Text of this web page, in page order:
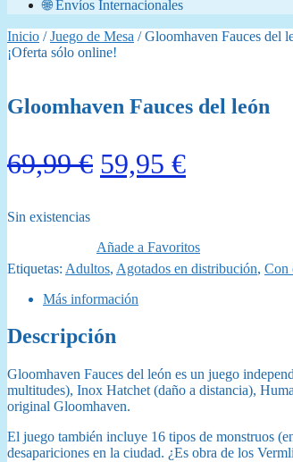
🌐 Envíos Internacionales
Inicio /Juego de Mesa / Gloomhaven Fauces del
¡Oferta sólo online!
Gloomhaven Fauces del león
69,99€ El
era:
69,99 €.
59,95 €El
es:
Sin existencias
Añade a Favoritos
Etiquetas: Adultos, Agotados en distribución, Con
Más información
Descripción
Gloomhaven Fauces del león es un juego
multitudes), Inox Hatchet (daño a distancia),
original Gloomhaven.
El juego también incluye 16 tipos de monstruos
desapariciones en la ciudad. ¿Es obra de los